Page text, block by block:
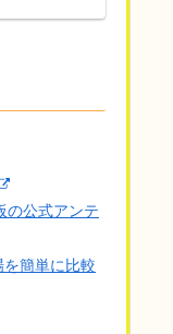
の公式アンテ
を簡単に比較